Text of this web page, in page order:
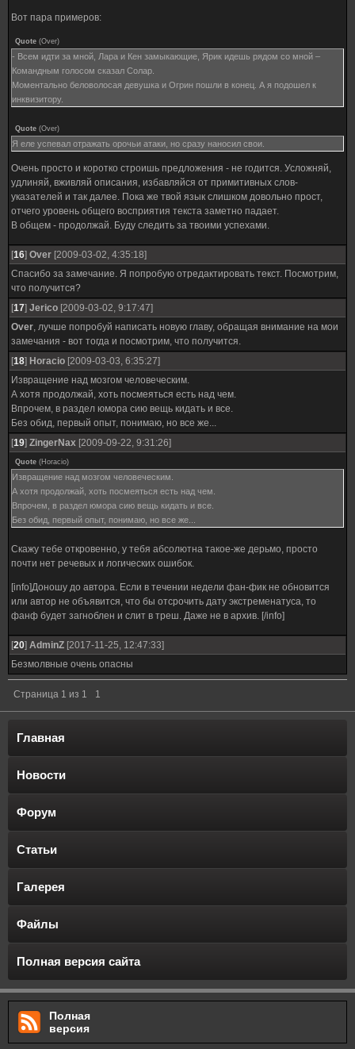
Вот пара примеров:
Quote (Over)
- Всем идти за мной, Лара и Кен замыкающие, Ярик идешь рядом со мной –
Командным голосом сказал Солар.
Моментально беловолосая девушка и Огрин пошли в конец. А я подошел к
инквизитору.
Quote (Over)
Я еле успевал отражать орочьи атаки, но сразу наносил свои.
Очень просто и коротко строишь предложения - не годится. Усложняй,
удлиняй, вживляй описания, избавляйся от примитивных слов-
указателей и так далее. Пока же твой язык слишком довольно прост,
отчего уровень общего восприятия текста заметно падает.
В общем - продолжай. Буду следить за твоими успехами.
[16] Over [2009-03-02, 4:35:18]
Спасибо за замечание. Я попробую отредактировать текст. Посмотрим,
что получится?
[17] Jerico [2009-03-02, 9:17:47]
Over, лучше попробуй написать новую главу, обращая внимание на мои
замечания - вот тогда и посмотрим, что получится.
[18] Horacio [2009-03-03, 6:35:27]
Извращение над мозгом человеческим.
А хотя продолжай, хоть посмеяться есть над чем.
Впрочем, в раздел юмора сию вещь кидать и все.
Без обид, первый опыт, понимаю, но все же...
[19] ZingerNax [2009-09-22, 9:31:26]
Quote (Horacio)
Извращение над мозгом человеческим.
А хотя продолжай, хоть посмеяться есть над чем.
Впрочем, в раздел юмора сию вещь кидать и все.
Без обид, первый опыт, понимаю, но все же...
Скажу тебе откровенно, у тебя абсолютна такое-же дерьмо, просто
почти нет речевых и логических ошибок.
[info]Доношу до автора. Если в течении недели фан-фик не обновится
или автор не объявится, что бы отсрочить дату экстременатуса, то
фанф будет загноблен и слит в треш. Даже не в архив. [/info]
[20] AdminZ [2017-11-25, 12:47:33]
Безмолвные очень опасны
Страница 1 из 1 1
Главная
Новости
Форум
Статьи
Галерея
Файлы
Полная версия сайта
Полная
версия